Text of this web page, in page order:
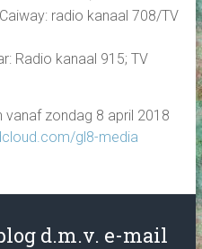
radio kanaal 708/TV
Radio kanaal 915; TV
vanaf zondag 8 april 2018
gl8-media
d.m.v. e-mail